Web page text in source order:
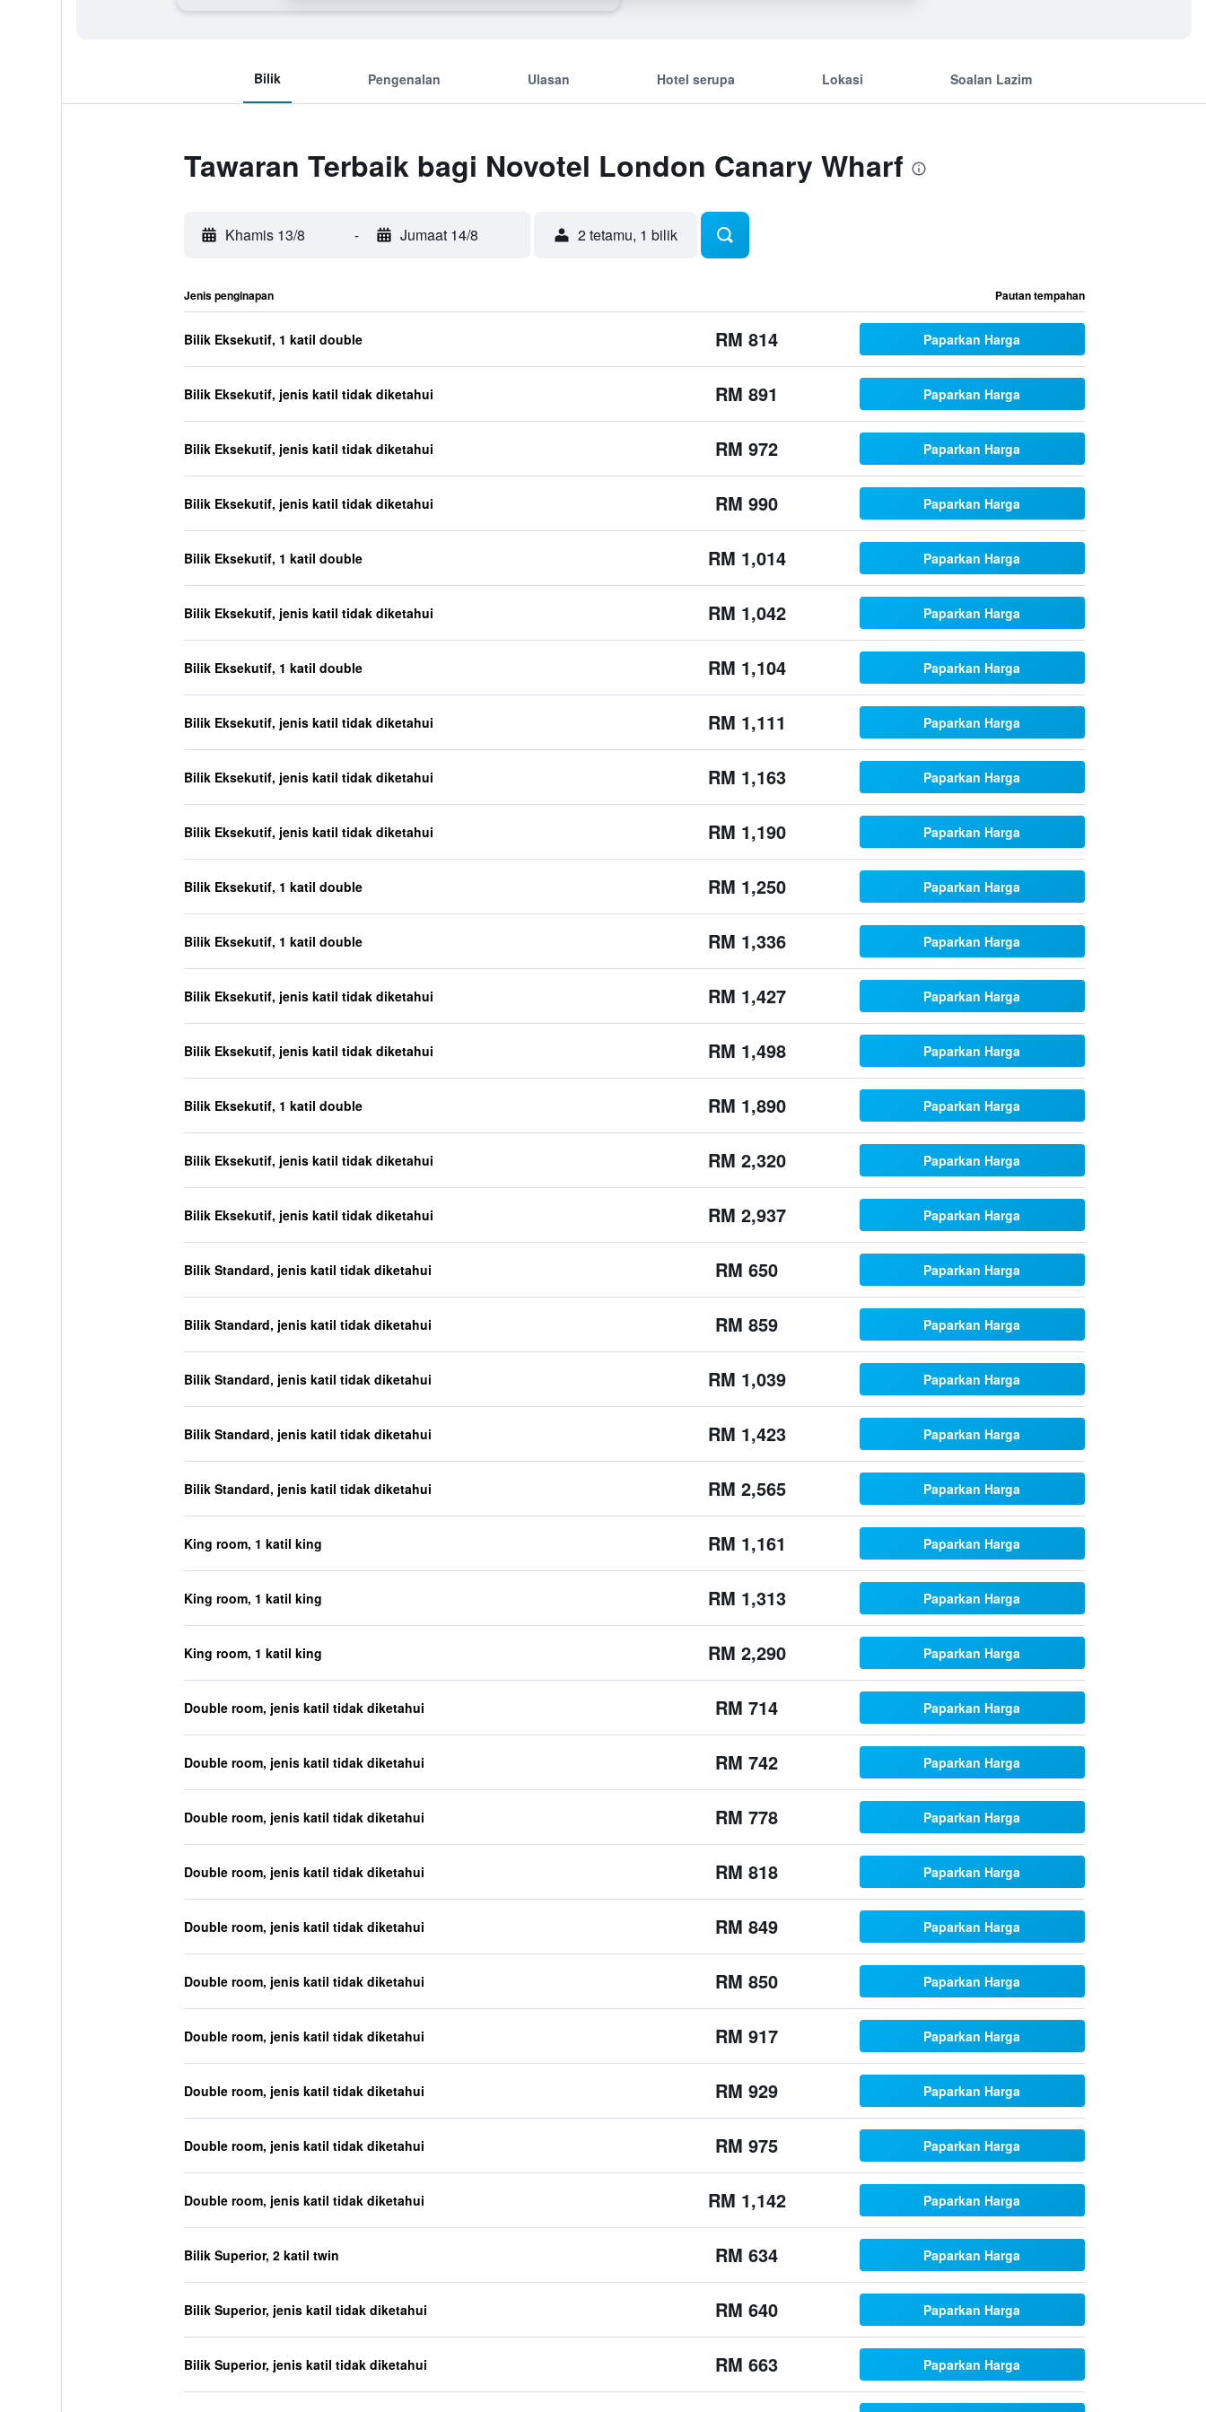
Bilik Pengenalan Ulasan Hotel serupa Lokasi Soalan Lazim
Tawaran Terbaik bagi Novotel London Canary Wharf
Khamis 13/8 - Jumaat 14/8 2 tetamu, 1 bilik
Jenis penginapan Pautan tempahan
Bilik Eksekutif, 1 katil double RM 814 Paparkan Harga
Bilik Eksekutif, jenis katil tidak diketahui RM 891 Paparkan Harga
Bilik Eksekutif, jenis katil tidak diketahui RM 972 Paparkan Harga
Bilik Eksekutif, jenis katil tidak diketahui RM 990 Paparkan Harga
Bilik Eksekutif, 1 katil double RM 1,014 Paparkan Harga
Bilik Eksekutif, jenis katil tidak diketahui RM 1,042 Paparkan Harga
Bilik Eksekutif, 1 katil double RM 1,104 Paparkan Harga
Bilik Eksekutif, jenis katil tidak diketahui RM 1,111 Paparkan Harga
Bilik Eksekutif, jenis katil tidak diketahui RM 1,163 Paparkan Harga
Bilik Eksekutif, jenis katil tidak diketahui RM 1,190 Paparkan Harga
Bilik Eksekutif, 1 katil double RM 1,250 Paparkan Harga
Bilik Eksekutif, 1 katil double RM 1,336 Paparkan Harga
Bilik Eksekutif, jenis katil tidak diketahui RM 1,427 Paparkan Harga
Bilik Eksekutif, jenis katil tidak diketahui RM 1,498 Paparkan Harga
Bilik Eksekutif, 1 katil double RM 1,890 Paparkan Harga
Bilik Eksekutif, jenis katil tidak diketahui RM 2,320 Paparkan Harga
Bilik Eksekutif, jenis katil tidak diketahui RM 2,937 Paparkan Harga
Bilik Standard, jenis katil tidak diketahui RM 650 Paparkan Harga
Bilik Standard, jenis katil tidak diketahui RM 859 Paparkan Harga
Bilik Standard, jenis katil tidak diketahui RM 1,039 Paparkan Harga
Bilik Standard, jenis katil tidak diketahui RM 1,423 Paparkan Harga
Bilik Standard, jenis katil tidak diketahui RM 2,565 Paparkan Harga
King room, 1 katil king RM 1,161 Paparkan Harga
King room, 1 katil king RM 1,313 Paparkan Harga
King room, 1 katil king RM 2,290 Paparkan Harga
Double room, jenis katil tidak diketahui RM 714 Paparkan Harga
Double room, jenis katil tidak diketahui RM 742 Paparkan Harga
Double room, jenis katil tidak diketahui RM 778 Paparkan Harga
Double room, jenis katil tidak diketahui RM 818 Paparkan Harga
Double room, jenis katil tidak diketahui RM 849 Paparkan Harga
Double room, jenis katil tidak diketahui RM 850 Paparkan Harga
Double room, jenis katil tidak diketahui RM 917 Paparkan Harga
Double room, jenis katil tidak diketahui RM 929 Paparkan Harga
Double room, jenis katil tidak diketahui RM 975 Paparkan Harga
Double room, jenis katil tidak diketahui RM 1,142 Paparkan Harga
Bilik Superior, 2 katil twin RM 634 Paparkan Harga
Bilik Superior, jenis katil tidak diketahui RM 640 Paparkan Harga
Bilik Superior, jenis katil tidak diketahui RM 663 Paparkan Harga